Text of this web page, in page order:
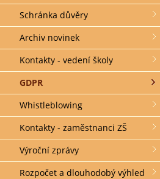
Schránka důvěry
Archiv novinek
Kontakty - vedení školy
GDPR
Whistleblowing
Kontakty - zaměstnanci ZŠ
Výroční zprávy
Rozpočet a dlouhodobý výhled